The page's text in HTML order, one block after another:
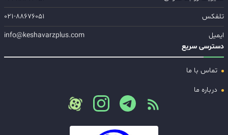
تلفکس
۰۲۱-۸۸۶۷۶۰۵۱
ایمیل
info@keshavarzplus.com
دسترسی سریع
تماس با ما
درباره ما